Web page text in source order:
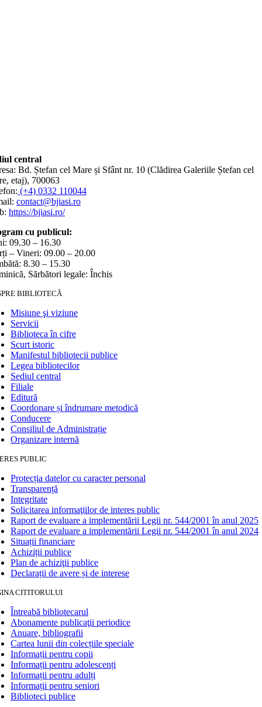
central
Bd. Ștefan cel Mare și Sfânt nr. 10 (Clădirea Galeriile Ștefan cel
etaj), 700063
(+4) 0332 110044
contact@bjiasi.ro
https://bjiasi.ro/
cu publicul:
09.30 – 16.30
– Vineri: 09.00 – 20.00
8.30 – 15.30
Sărbători legale: Închis
BIBLIOTECĂ
Misiune şi viziune
Servicii
Biblioteca în cifre
Scurt istoric
Manifestul bibliotecii publice
Legea bibliotecilor
Sediul central
Filiale
Editură
Coordonare și îndrumare metodică
Conducere
Consiliul de Administrație
Organizare internă
PUBLIC
Protecția datelor cu caracter personal
Transparență
Integritate
Solicitarea informaţiilor de interes public
Raport de evaluare a implementării Legii nr. 544/2001 în anul 2025
Raport de evaluare a implementării Legii nr. 544/2001 în anul 2024
Situații financiare
Achiziții publice
Plan de achiziţii publice
Declarații de avere și de interese
CITITORULUI
Întreabă bibliotecarul
Abonamente publicaţii periodice
Anuare, bibliografii
Cartea lunii din colecțiile speciale
Informații pentru copii
Informații pentru adolescenți
Informații pentru adulți
Informații pentru seniori
Biblioteci publice